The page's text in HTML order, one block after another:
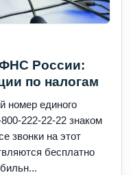
ФНС России:
по налогам
единого
222-22-22 знаком
звонки на этот
бесплатно